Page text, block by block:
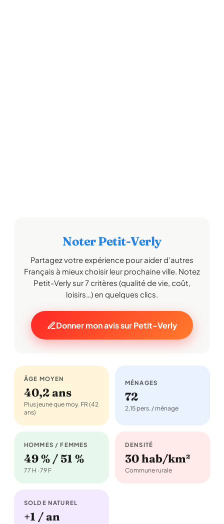
Noter Petit-Verly
Partagez votre expérience pour aider d'autres
Français à mieux choisir leur prochaine ville. Notez
Petit-Verly sur 7 critères (qualité de vie, coût,
loisirs…) en quelques clics.
Donner mon avis sur Petit-Verly
ÂGE MOYEN
40,2 ans
Plus jeune que moy. FR (42
ans)
MÉNAGES
72
2,15 pers. / ménage
HOMMES / FEMMES
49 % / 51 %
77 H · 79 F
DENSITÉ
30 hab/km²
Commune rurale
SOLDE NATUREL
+1 / an